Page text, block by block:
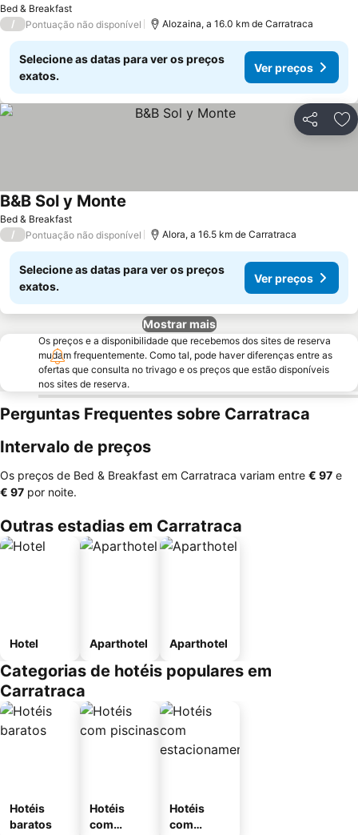
Bed & Breakfast
/ Pontuação não disponível Alozaina, a 16.0 km de Carratraca
Selecione as datas para ver os preços
exatos.
Ver preços
Partilhar
Bed & Breakfast
B&B Sol y Monte
/ Pontuação não disponível Alora, a 16.5 km de Carratraca
Selecione as datas para ver os preços
exatos.
Ver preços
Mostrar mais
Os preços e a disponibilidade que recebemos dos sites de reserva
mudam frequentemente. Como tal, pode haver diferenças entre as
ofertas que consulta no trivago e os preços que estão disponíveis
nos sites de reserva.
Perguntas Frequentes sobre Carratraca
Intervalo de preços
Os preços de Bed & Breakfast em Carratraca variam entre ‎€ 97 e
‎€ 97 por noite.
Outras estadias em Carratraca
Hotel Aparthotel Aparthotel
Categorias de hotéis populares em
Carratraca
Hotéis
baratos
Hotéis
com
Hotéis
com